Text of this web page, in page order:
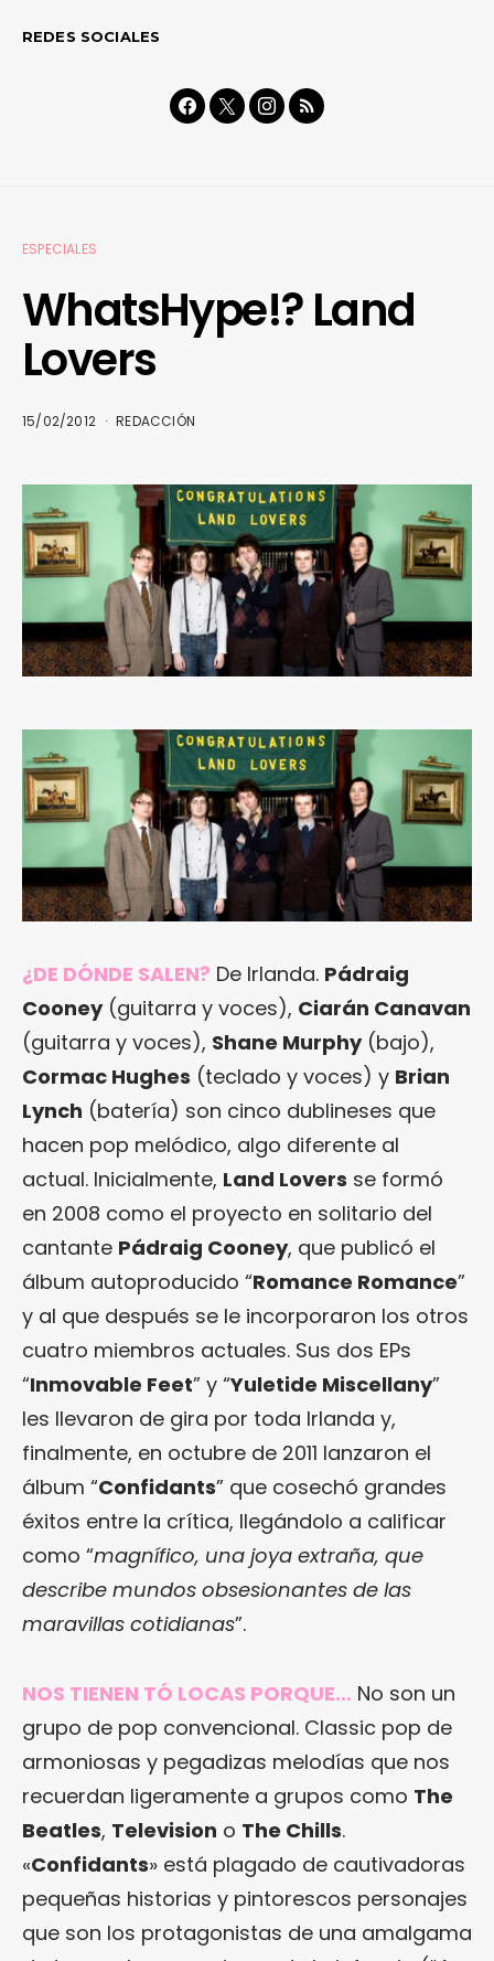
REDES SOCIALES
ESPECIALES
WhatsHype!? Land
Lovers
15/02/2012 REDACCIÓN
¿DE DÓNDE SALEN? De Irlanda. Pádraig
Cooney(guitarra y voces), Ciarán Canavan
(guitarra y voces), Shane Murphy(bajo),
Cormac Hughes (teclado y voces) y Brian
Lynch (batería) son cinco dublineses que
hacen pop melódico, algo diferente al
actual. Inicialmente, Land Lovers se formó
en 2008 como el proyecto en solitario del
cantante Pádraig Cooney, que publicó el
álbum autoproducido “Romance Romance”
y al que después se le incorporaron los otros
cuatro miembros actuales. Sus dos EPs
“Inmovable Feet” y “Yuletide Miscellany”
les llevaron de gira por toda Irlanda y,
finalmente, en octubre de 2011 lanzaron el
álbum “Confidants” que cosechó grandes
éxitos entre la crítica, llegándolo a calificar
como “magnífico, una joya extraña, que
describe mundos obsesionantes de las
maravillas cotidianas”.
NOS TIENEN TÓ LOCAS PORQUE… No son un
grupo de pop convencional. Classic pop de
armoniosas y pegadizas melodías que nos
recuerdan ligeramente a grupos como The
Beatles, Television o The Chills.
«Confidants» está plagado de cautivadoras
pequeñas historias y pintorescos personajes
que son los protagonistas de una amalgama